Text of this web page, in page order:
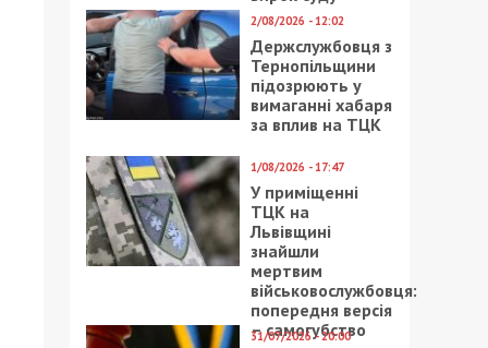
2/08/2026 - 12:02
Держслужбовця з
Тернопільщини
підозрюють у
вимаганні хабаря
за вплив на ТЦК
1/08/2026 - 17:47
У приміщенні
ТЦК на
Львівщині
знайшли
мертвим
військовослужбовця:
попередня версія
– самогубство
31/07/2026 - 20:00